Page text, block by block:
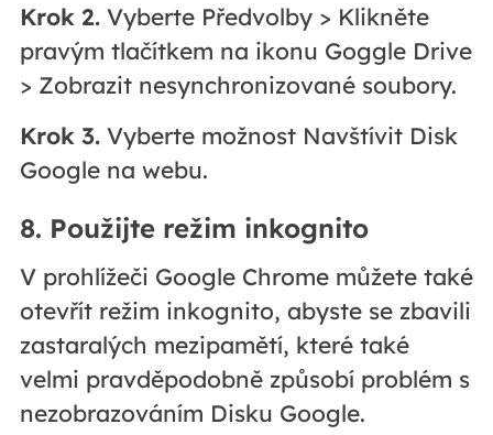
Krok 2.Vyberte Předvolby > Klikněte
pravým tlačítkem na ikonu Goggle Drive
> Zobrazit nesynchronizované soubory.
Krok 3.Vyberte možnost Navštívit Disk
Google na webu.
8. Použijte režim inkognito
V prohlížeči Google Chrome můžete také
otevřít režim inkognito, abyste se zbavili
zastaralých mezipamětí, které také
velmi pravděpodobně způsobí problém s
nezobrazováním Disku Google.